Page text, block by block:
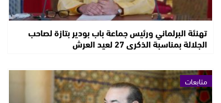
تهنئة البرلماني ورئيس جماعة باب بودير بتازة لصاحب
الجلالة بمناسبة الذكرى 27 لعيد العرش
متابعات